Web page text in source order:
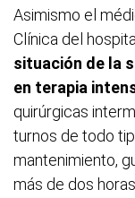
Asimismo el
Clínica del
situación de la
en terapia
quirúrgicas
turnos de todo
mantenimiento,
más de dos